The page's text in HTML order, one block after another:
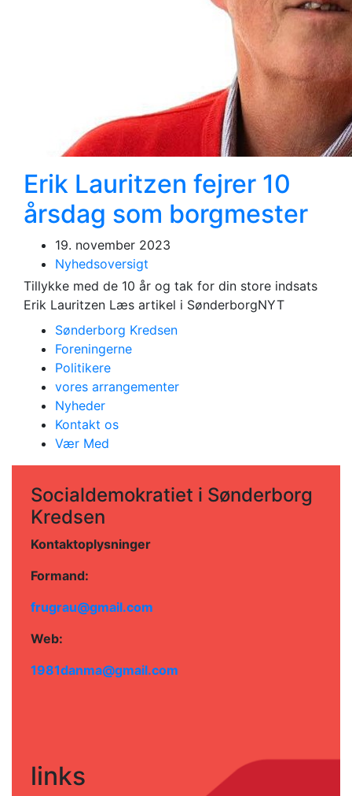
Erik Lauritzen fejrer 10
årsdag som borgmester
19. november 2023
Nyhedsoversigt
Tillykke med de 10 år og tak for din store indsats
Erik Lauritzen Læs artikel i SønderborgNYT
Sønderborg Kredsen
Foreningerne
Politikere
vores arrangementer
Nyheder
Kontakt os
Vær Med
Socialdemokratiet i Sønderborg
Kredsen
Kontaktoplysninger
Formand:
frugrau@gmail.com
Web:
1981danma@gmail.com
links